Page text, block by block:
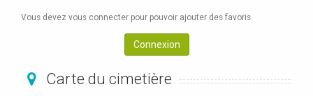
Vous devez vous connecter pour pouvoir ajouter des favoris.
Connexion
Carte du cimetière